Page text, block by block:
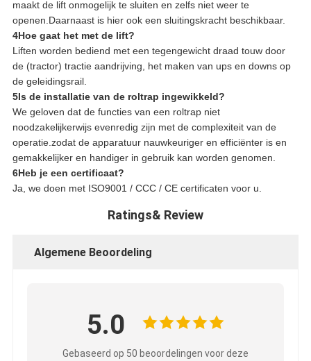
maakt de lift onmogelijk te sluiten en zelfs niet weer te
openen.Daarnaast is hier ook een sluitingskracht beschikbaar.
4Hoe gaat het met de lift?
Liften worden bediend met een tegengewicht draad touw door
de (tractor) tractie aandrijving, het maken van ups en downs op
de geleidingsrail.
5Is de installatie van de roltrap ingewikkeld?
We geloven dat de functies van een roltrap niet
noodzakelijkerwijs evenredig zijn met de complexiteit van de
operatie.zodat de apparatuur nauwkeuriger en efficiënter is en
gemakkelijker en handiger in gebruik kan worden genomen.
6Heb je een certificaat?
Ja, we doen met ISO9001 / CCC / CE certificaten voor u.
Ratings& Review
Algemene Beoordeling
5.0
Gebaseerd op 50 beoordelingen voor deze